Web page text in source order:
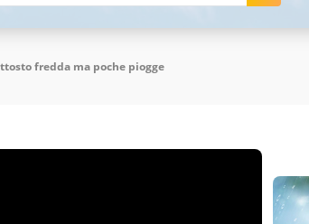
fredda ma poche piogge